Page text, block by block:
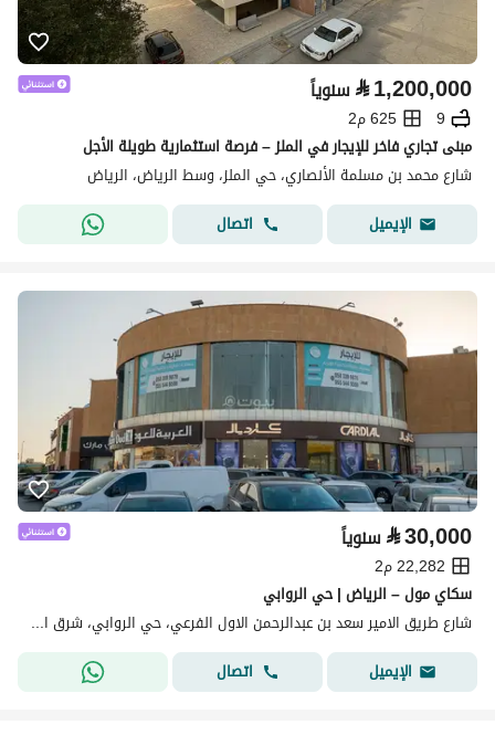
⃁1,200,000 سنوياً
9
625 م2
مبنى تجاري فاخر للإيجار في الملز – فرصة استثمارية طويلة الأجل
شارع محمد بن مسلمة الأنصاري، حي الملز، وسط الرياض، الرياض
الإيميل
اتصال
⃁30,000 سنوياً
22,282 م2
سكاي مول – الرياض | حي الروابي
شارع طريق الامير سعد بن عبدالرحمن الاول الفرعي، حي الروابي، شرق الرياض، الرياض
الإيميل
اتصال